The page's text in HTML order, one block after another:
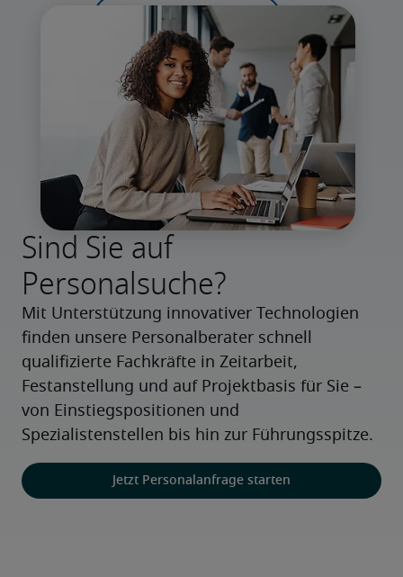
Sind Sie auf
Personalsuche?
Mit Unterstützung innovativer Technologien
finden unsere Personalberater schnell
qualifizierte Fachkräfte in Zeitarbeit,
Festanstellung und auf Projektbasis für Sie –
von Einstiegspositionen und
Spezialistenstellen bis hin zur Führungsspitze.
Jetzt Personalanfrage starten